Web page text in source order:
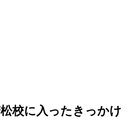
校に入ったきっかけ